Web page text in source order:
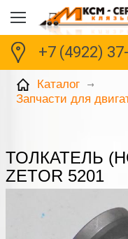
+7 (4922)
Каталог
Запчасти для
ТОЛКАТЕЛЬ
ZETOR 5201